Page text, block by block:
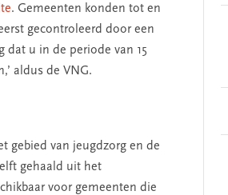
. Gemeenten konden tot en
gecontroleerd door een
dat u in de periode van 15
aldus de VNG.
gebied van jeugdzorg en de
gehaald uit het
voor gemeenten die